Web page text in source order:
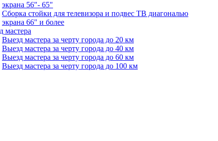
экрана 56"- 65"
Сборка стойки для телевизора и подвес ТВ диагональю
экрана 66" и более
мастера
Выезд мастера за черту города до 20 км
Выезд мастера за черту города до 40 км
Выезд мастера за черту города до 60 км
Выезд мастера за черту города до 100 км